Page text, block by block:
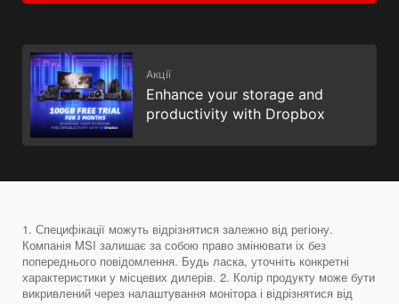
Акції
Enhance your storage and
productivity with Dropbox
1. Специфікації можуть відрізнятися залежно від регіону.
Компанія MSI залишає за собою право змінювати іх без
попереднього повідомлення. Будь ласка, уточніть конкретні
характеристики у місцевих дилерів. 2. Колір продукту може бути
викривлений через налаштування монітора і відрізнятися від